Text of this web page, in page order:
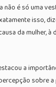
não é só uma
isso,
da mulher, à
a
sobre a